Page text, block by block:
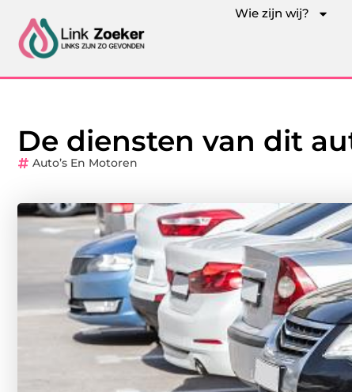
Wie zijn wij?
De diensten van dit
Auto’s En Motoren